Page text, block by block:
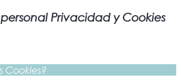
Privacidad y Cookies
Cookies?